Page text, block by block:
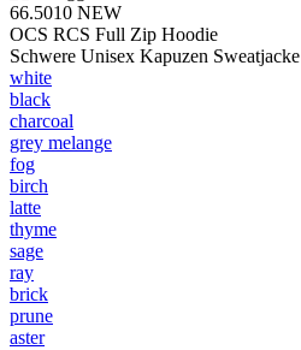
66.5010 NEW
OCS RCS Full Zip Hoodie
Schwere Unisex Kapuzen Sweatjacke
white
black
charcoal
grey melange
fog
birch
latte
thyme
sage
ray
brick
prune
aster